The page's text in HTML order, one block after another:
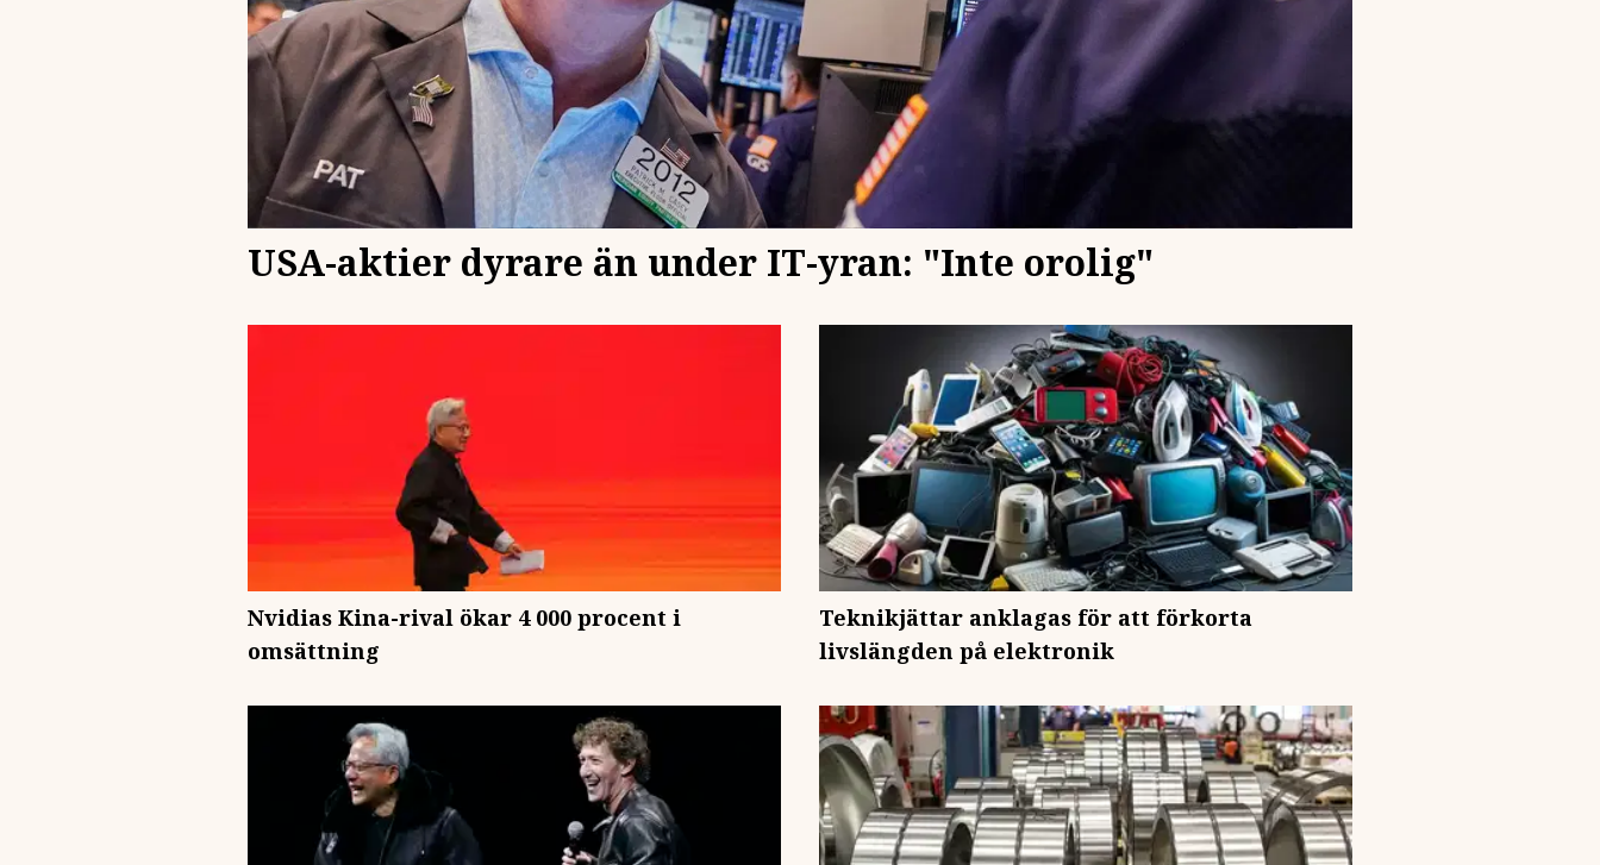
USA-aktier dyrare än under IT-yran: "Inte orolig"
Nvidias Kina-rival ökar 4 000 procent i
omsättning
Teknikjättar anklagas för att förkorta
livslängden på elektronik